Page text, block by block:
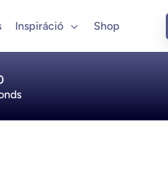
Inspiráció Shop